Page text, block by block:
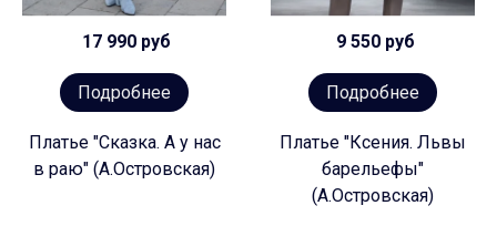
17 990 руб
Подробнее
Платье "Сказка. А у нас
в раю" (А.Островская)
9 550 руб
Подробнее
Платье "Ксения. Львы
барельефы"
(А.Островская)